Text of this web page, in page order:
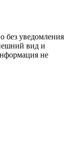
без уведомления
вид и
не